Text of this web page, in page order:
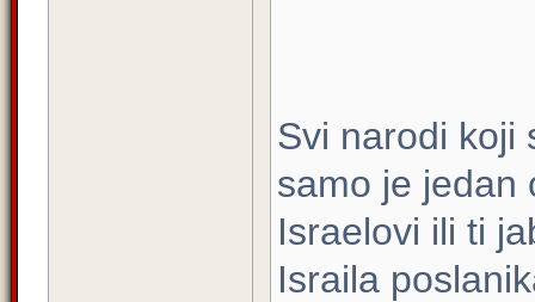
Svi narodi koji
samo je jedan
Israelovi ili ti
Israila